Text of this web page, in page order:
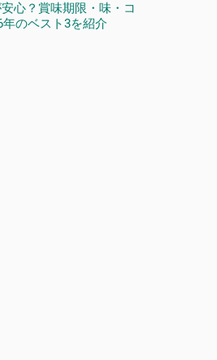
心？賞味期限・味・コ
のベスト3を紹介